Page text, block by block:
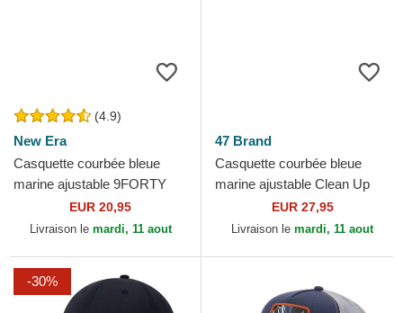
(4.9)
New Era
Casquette courbée bleue
marine ajustable 9FORTY
Basic Flag New Era
EUR 20,95
Livraison le mardi, 11 aout
47 Brand
Casquette courbée bleue
marine ajustable Clean Up
Base Runner Los Angeles
Dodgers MLB 47 Brand
EUR 27,95
Livraison le mardi, 11 aout
-30%